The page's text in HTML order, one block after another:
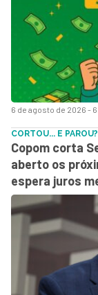
6 de agosto de 2026 -
CORTOU... E PAROU?
Copom corta
aberto os
espera juros